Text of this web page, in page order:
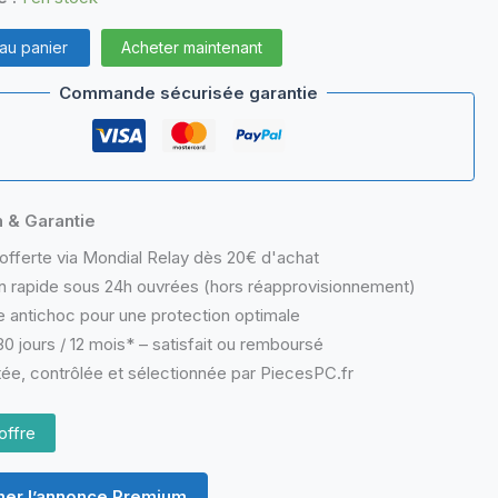
panier Acheter maintenant
Commande sécurisée garantie
& Garantie
via Mondial Relay dès 20€ d'achat
rapide sous 24h ouvrées (hors réapprovisionnement)
antichoc pour une protection optimale
jours / 12 mois* – satisfait ou remboursé
contrôlée et sélectionnée par PiecesPC.fr